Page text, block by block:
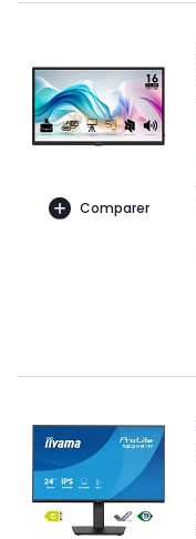
Comparer